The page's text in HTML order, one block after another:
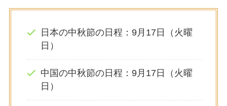
日本の中秋節の日程：9月17日（火曜
日）
中国の中秋節の日程：9月17日（火曜
日）